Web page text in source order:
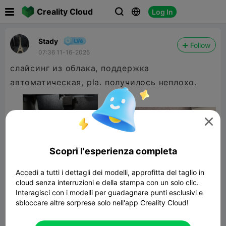
Creality Cloud   Log In
Stady
07:36 11-16-2025
Follow
слайсинг из облака, поддержка
автоматическая, pla. получилось неплохо.

Scopri l'esperienza completa
Accedi a tutti i dettagli dei modelli, approfitta del taglio in
cloud senza interruzioni e della stampa con un solo clic.
Interagisci con i modelli per guadagnare punti esclusivi e
sbloccare altre sorprese solo nell'app Creality Cloud!